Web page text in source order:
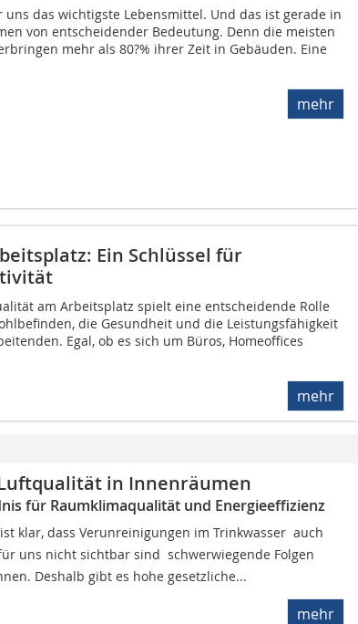
uns das wichtigste Lebensmittel. Und das ist gerade in
von entscheidender Bedeutung. Denn die meisten
mehr als 80?% ihrer Zeit in Gebäuden. Eine
mehr
Ein Schlüssel für
am Arbeitsplatz spielt eine entscheidende Rolle
die Gesundheit und die Leistungsfähigkeit
Egal, ob es sich um Büros, Homeoffices
mehr
in Innenräumen
für Raumklimaqualität und Energieeffizienz
klar, dass Verunreinigungen im Trinkwasser  auch
uns nicht sichtbar sind  schwerwiegende Folgen
Deshalb gibt es hohe gesetzliche...
mehr